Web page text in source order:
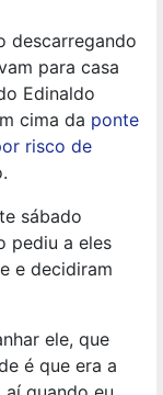
descarregando
para casa
Edinaldo
cima da ponte
risco de
sábado
pediu a eles
e decidiram
ele, que
é que era a